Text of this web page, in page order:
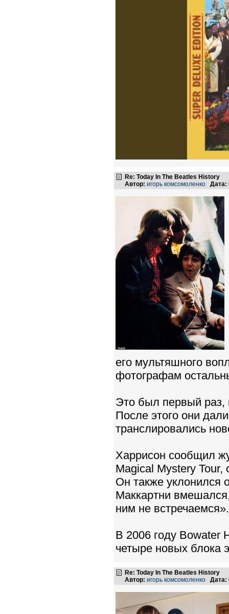
Re: Today In The Beatles History
Автор: игорь комсомоленко Дата:
его мультяшного
фотографам
Это был первый раз,
После этого они
транслировались
Харрисон сообщил
Magical Mystery Tour,
Он также уклонился
Маккартни
ним не встречаемся».
В 2006 году Bowater
четыре новых блока
Re: Today In The Beatles History
Автор: игорь комсомоленко Дата: